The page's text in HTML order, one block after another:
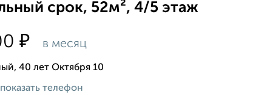
срок, 52м², 4/5 этаж
₽ в месяц
40 лет Октября 10
показать телефон